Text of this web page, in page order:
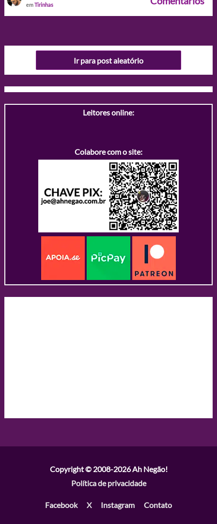
emTirinhas
Ir para post aleatório
Leitores online:
Colabore com o site:
Copyright © 2008-2026Ah Negão!
Política de privacidade
Facebook X Instagram Contato